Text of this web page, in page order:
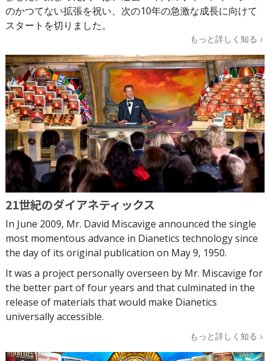
のかつてない拡張を祝い、次の10年の急激な成長に向けて
スタートを切りました。
もっと詳しく知る
21世紀のダイアネティックス
In June 2009, Mr. David Miscavige announced the single
most momentous advance in Dianetics technology since
the day of its original publication on May 9, 1950.
It was a project personally overseen by Mr. Miscavige for
the better part of four years and that culminated in the
release of materials that would make Dianetics
universally accessible.
もっと詳しく知る